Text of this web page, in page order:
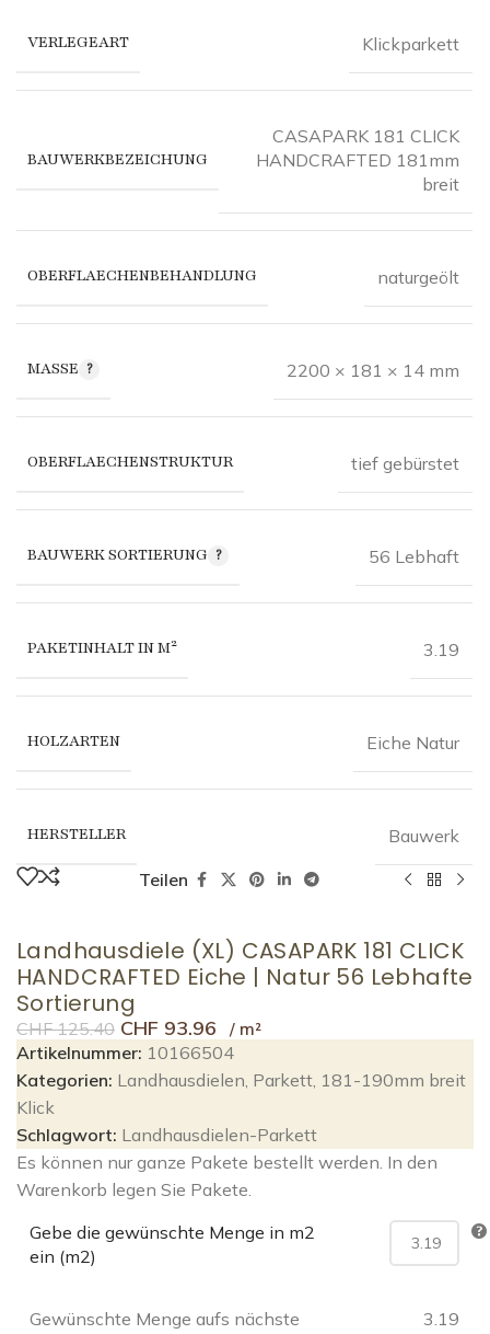
VERLEGEART Klickparkett
BAUWERKBEZEICHUNG
CASAPARK 181 CLICK
HANDCRAFTED 181mm
breit
OBERFLAECHENBEHANDLUNG naturgeölt
MASSE 2200 × 181 × 14 mm
OBERFLAECHENSTRUKTUR tief gebürstet
BAUWERK SORTIERUNG 56 Lebhaft
PAKETINHALT IN M² 3.19
HOLZARTEN Eiche Natur
HERSTELLER Bauwerk
Teilen
Landhausdiele (XL) CASAPARK 181 CLICK
HANDCRAFTED Eiche | Natur 56 Lebhafte
Sortierung
CHF125.40 CHF 93.96
Artikelnummer: 10166504
Kategorien: Landhausdielen, Parkett, 181-190mm breit
Klick
Schlagwort: Landhausdielen-Parkett
Es können nur ganze Pakete bestellt werden. In den
Warenkorb legen Sie Pakete.
Gebe die gewünschte Menge in m2
ein (m2)
Gewünschte Menge aufs nächste
3.19